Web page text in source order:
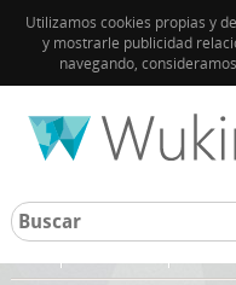
Utilizamos cookies propias y
y mostrarle publicidad
navegando,